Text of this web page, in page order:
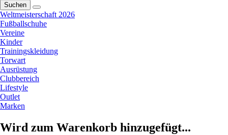
Suchen
Weltmeisterschaft 2026
Fußballschuhe
Vereine
Kinder
Trainingskleidung
Torwart
Ausrüstung
Clubbereich
Lifestyle
Outlet
Marken
Wird zum Warenkorb hinzugefügt...